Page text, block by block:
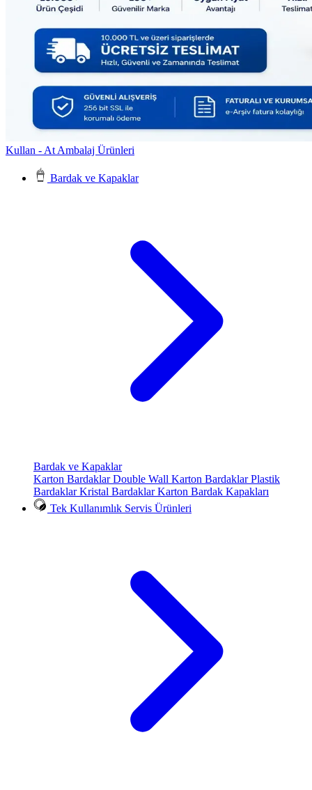
Kullan - At Ambalaj Ürünleri
Bardak ve Kapaklar
Bardak ve Kapaklar
Karton BardaklarDouble Wall Karton BardaklarPlastik
BardaklarKristal BardaklarKarton Bardak Kapakları
Tek Kullanımlık Servis Ürünleri